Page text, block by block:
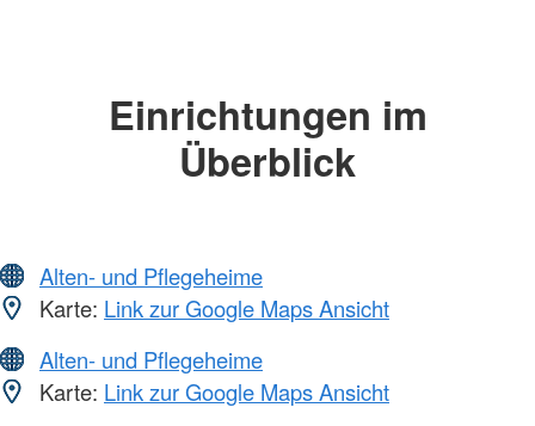
Einrichtungen im
Überblick
Alten- und Pflegeheime
Karte: Link zur Google Maps Ansicht
Alten- und Pflegeheime
Karte: Link zur Google Maps Ansicht